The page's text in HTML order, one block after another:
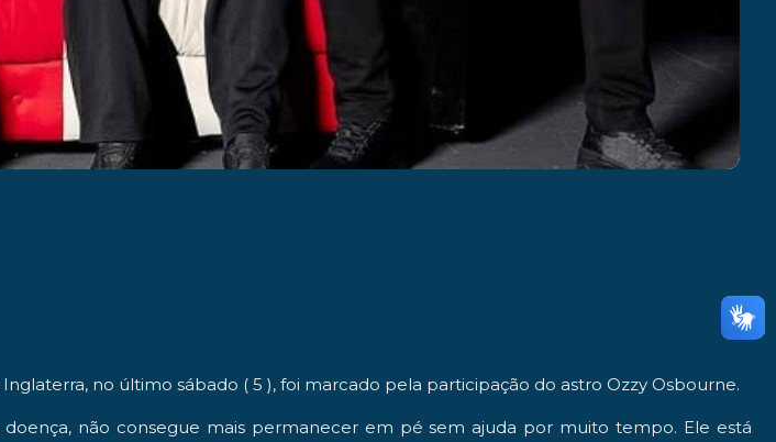
no último sábado ( 5 ), foi marcado pela participação do astro Ozzy Osbourne.
não consegue mais permanecer em pé sem ajuda por muito tempo. Ele está